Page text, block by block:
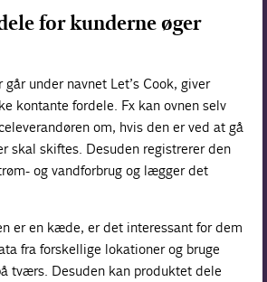
for kunderne øger
under navnet Let’s Cook, giver
kontante fordele. Fx kan ovnen selv
om, hvis den er ved at gå
skal skiftes. Desuden registrerer den
og vandforbrug og lægger det
er en kæde, er det interessant for dem
fra forskellige lokationer og bruge
tværs. Desuden kan produktet dele